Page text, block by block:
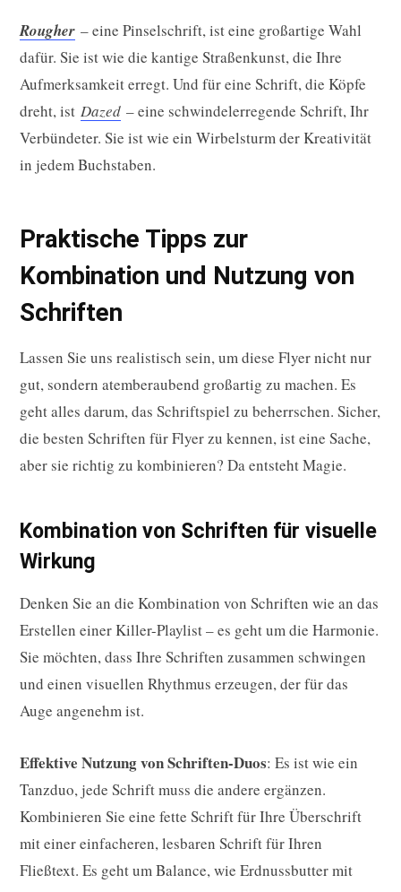
Rougher – eine Pinselschrift, ist eine großartige Wahl
dafür. Sie ist wie die kantige Straßenkunst, die Ihre
Aufmerksamkeit erregt. Und für eine Schrift, die Köpfe
dreht, ist Dazed – eine schwindelerregende Schrift, Ihr
Verbündeter. Sie ist wie ein Wirbelsturm der Kreativität
in jedem Buchstaben.
Praktische Tipps zur
Kombination und Nutzung von
Schriften
Lassen Sie uns realistisch sein, um diese Flyer nicht nur
gut, sondern atemberaubend großartig zu machen. Es
geht alles darum, das Schriftspiel zu beherrschen. Sicher,
die besten Schriften für Flyer zu kennen, ist eine Sache,
aber sie richtig zu kombinieren? Da entsteht Magie.
Kombination von Schriften für visuelle
Wirkung
Denken Sie an die Kombination von Schriften wie an das
Erstellen einer Killer-Playlist – es geht um die Harmonie.
Sie möchten, dass Ihre Schriften zusammen schwingen
und einen visuellen Rhythmus erzeugen, der für das
Auge angenehm ist.
Effektive Nutzung von Schriften-Duos: Es ist wie ein
Tanzduo, jede Schrift muss die andere ergänzen.
Kombinieren Sie eine fette Schrift für Ihre Überschrift
mit einer einfacheren, lesbaren Schrift für Ihren
Fließtext. Es geht um Balance, wie Erdnussbutter mit